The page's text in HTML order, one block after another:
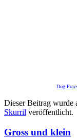
Dog
Dieser Beitrag wurde
Skurril veröffentlicht.
Gross und klein